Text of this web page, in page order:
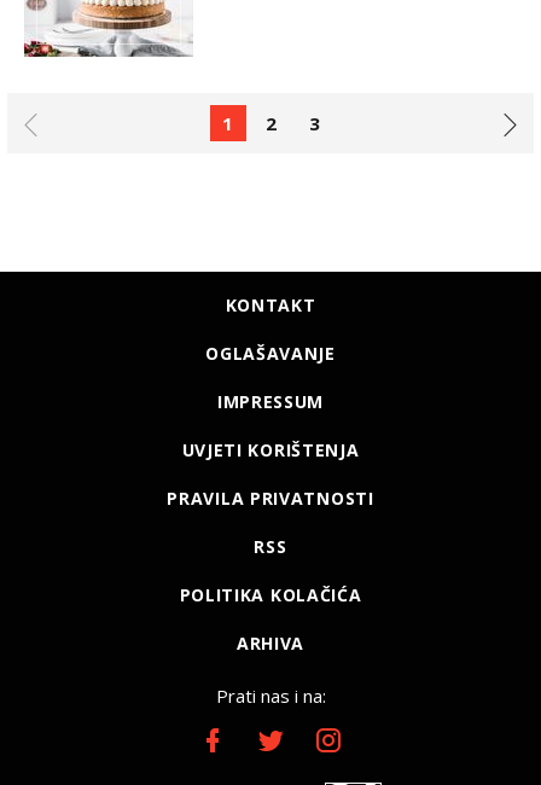
1 2 3
KONTAKT
OGLAŠAVANJE
IMPRESSUM
UVJETI KORIŠTENJA
PRAVILA PRIVATNOSTI
RSS
POLITIKA KOLAČIĆA
ARHIVA
Prati nas i na: